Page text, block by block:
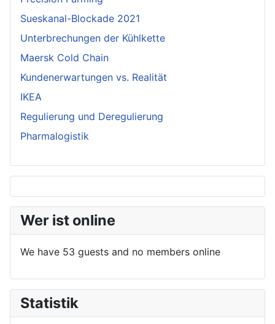
Sueskanal-Blockade 2021
Unterbrechungen der Kühlkette
Maersk Cold Chain
Kundenerwartungen vs. Realität
IKEA
Regulierung und Deregulierung
Pharmalogistik
Wer ist online
We have 53 guests and no members online
Statistik